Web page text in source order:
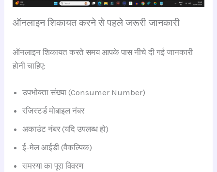
ऑनलाइन शिकायत करने से पहले जरूरी जानकारी
ऑनलाइन शिकायत करते समय आपके पास नीचे दी गई जानकारी
होनी चाहिए:
उपभोक्ता संख्या (Consumer Number)
रजिस्टर्ड मोबाइल नंबर
अकाउंट नंबर (यदि उपलब्ध हो)
ई-मेल आईडी (वैकल्पिक)
समस्या का पूरा विवरण